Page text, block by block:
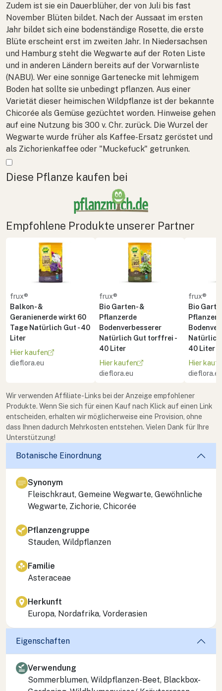
Zudem ist sie ein Dauerblüher, der von Juli bis fast
November Blüten bildet. Nach der Aussaat im ersten
Jahr bildet sich eine bodenständige Rosette, die erste
Blüte erscheint erst im zweiten Jahr. In Niedersachsen
und Hamburg steht die Wegwarte auf der Roten Liste
und in anderen Ländern bereits auf der Vorwarnliste
(NABU). Wer eine sonnige Gartenecke mit lehmigem
Boden hat sollte sie unbedingt pflanzen. Aus einer
Varietät dieser heimischen Wildpflanze ist der bekannte
Chicorée als Gemüse gezüchtet worden. Hinweise gehen
auf eine Nutzung bis 300 v. Chr. zurück. Die Wurzel der
Wegwarte wurde früher als Kaffee-Ersatz geröstet und
als Zichorienkaffee oder "Muckefuck" getrunken.
Mehr anzeigen
Diese Pflanze kaufen bei
Empfohlene Produkte unserer Partner
frux®
Balkon- &
Geranienerde wirkt 60
Tage Natürlich Gut - 40
Liter
Hier kaufen
dieflora.eu
frux®
Bio Garten- &
Pflanzerde
Bodenverbesserer
Natürlich Gut torffrei -
40 Liter
Hier kaufen
dieflora.eu
frux®
Bio
40 Liter
Hier
dieflora.eu
Wir verwenden Affiliate-Links bei der Anzeige empfohlener
Produkte. Wenn Sie sich für einen Kauf nach Klick auf einen Link
entscheiden, erhalten wir möglicherweise eine Provision, ohne
dass Ihnen dadurch Mehrkosten entstehen. Vielen Dank für Ihre
Unterstützung!
Botanische Einordnung
Synonym
Fleischkraut, Gemeine Wegwarte, Gewöhnliche
Wegwarte, Zichorie, Chicorée
Pflanzengruppe
Stauden, Wildpflanzen
Familie
Asteraceae
Herkunft
Europa, Nordafrika, Vorderasien
Eigenschaften
Verwendung
Sommerblumen, Wildpflanzen-Beet, Blackbox-